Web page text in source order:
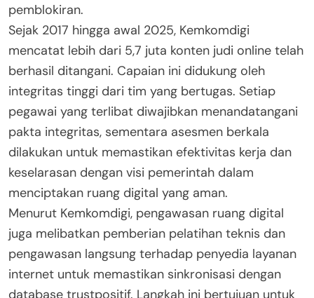
pemblokiran.
Sejak 2017 hingga awal 2025, Kemkomdigi
mencatat lebih dari 5,7 juta konten judi online telah
berhasil ditangani. Capaian ini didukung oleh
integritas tinggi dari tim yang bertugas. Setiap
pegawai yang terlibat diwajibkan menandatangani
pakta integritas, sementara asesmen berkala
dilakukan untuk memastikan efektivitas kerja dan
keselarasan dengan visi pemerintah dalam
menciptakan ruang digital yang aman.
Menurut Kemkomdigi, pengawasan ruang digital
juga melibatkan pemberian pelatihan teknis dan
pengawasan langsung terhadap penyedia layanan
internet untuk memastikan sinkronisasi dengan
database trustpositif. Langkah ini bertujuan untuk